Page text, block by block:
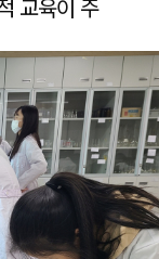
교육이 주